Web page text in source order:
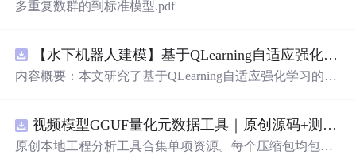
多重复数群的到标准模型.pdf
【水下机器人建模】基于QLearning自适应强化学习PID控制器在AUV中的应用研究（Matlab代码实现）
内容概要：本文研究了基于QLearning自适应强化学习的PI
探讨了将强化学习算法QLearning与传统PID控制相结合的
方法，以提升AUV在复杂、时变及非线性水下环境中的自
视频模型GGUF量化元数据工具｜原创源码+测试+离线报告
原创本地工程分析工具合集单项资源。每个压缩包均包含